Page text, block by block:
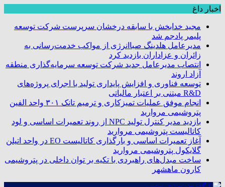
اخبار داغ
مجید خدابخش با سابقه درخشان سرپرست شرکت توسعه
پلیمر پادجم شد
مدیرعامل هلدینگ صباانرژی از مواکب خدمت‌رسانی به
زائران و عزاداران بازدید کرد
انتصاب مدیرعامل جدید شرکت توسعه سرمایه‌گذاری منطقه
آزاد اروند
توسعه فناوری و افزایش پایداری تولید با اجرای پروژه‌های
R&D مبتنی بر اعتبار مالیاتی
انجام موفق عملیات تمیزکاری و ترمیم تانک ۳۰۱ واحد الفین
پتروشیمی مروارید
بازدید مدیر کنترل تولید NPC از روند تعمیرات اساسی و لود
کاتالیست پتروشیمی مروارید
آغاز تعمیرات اساسی و بارگذاری کاتالیست EO در واحد اتیلن
گلایکول پتروشیمی مروارید
ساخت مبدل‌های راهبردی با تکیه بر توان داخلی در پتروشیمی
کارون ماهشهر